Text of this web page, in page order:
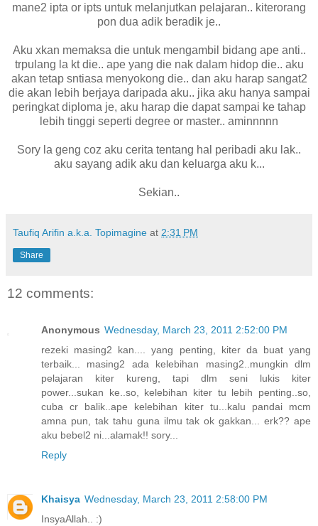
mane2 ipta or ipts untuk melanjutkan pelajaran.. kiterorang
pon dua adik beradik je..
Aku xkan memaksa die untuk mengambil bidang ape anti..
trpulang la kt die.. ape yang die nak dalam hidop die.. aku
akan tetap sntiasa menyokong die.. dan aku harap sangat2
die akan lebih berjaya daripada aku.. jika aku hanya sampai
peringkat diploma je, aku harap die dapat sampai ke tahap
lebih tinggi seperti degree or master.. aminnnnn
Sory la geng coz aku cerita tentang hal peribadi aku lak..
aku sayang adik aku dan keluarga aku k...
Sekian..
Taufiq Arifin a.k.a. Topimagine at 2:31 PM
Share
12 comments:
Anonymous Wednesday, March 23, 2011 2:52:00 PM
rezeki masing2 kan.... yang penting, kiter da buat yang
terbaik... masing2 ada kelebihan masing2..mungkin dlm
pelajaran kiter kureng, tapi dlm seni lukis kiter
power...sukan ke..so, kelebihan kiter tu lebih penting..so,
cuba cr balik..ape kelebihan kiter tu...kalu pandai mcm
amna pun, tak tahu guna ilmu tak ok gakkan... erk?? ape
aku bebel2 ni...alamak!! sory...
Reply
Khaisya Wednesday, March 23, 2011 2:58:00 PM
InsyaAllah.. :)